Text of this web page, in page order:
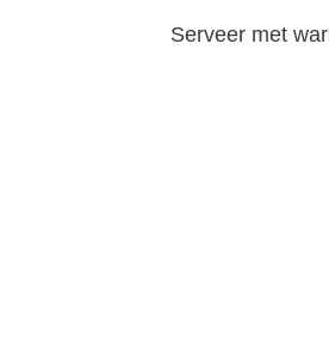
Serveer met